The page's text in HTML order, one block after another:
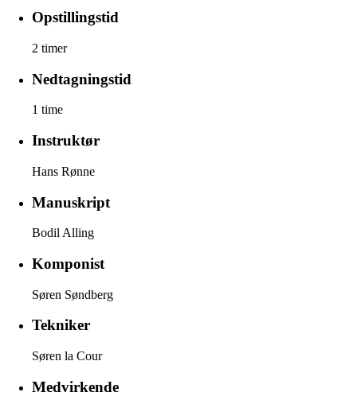
Opstillingstid
2 timer
Nedtagningstid
1 time
Instruktør
Hans Rønne
Manuskript
Bodil Alling
Komponist
Søren Søndberg
Tekniker
Søren la Cour
Medvirkende